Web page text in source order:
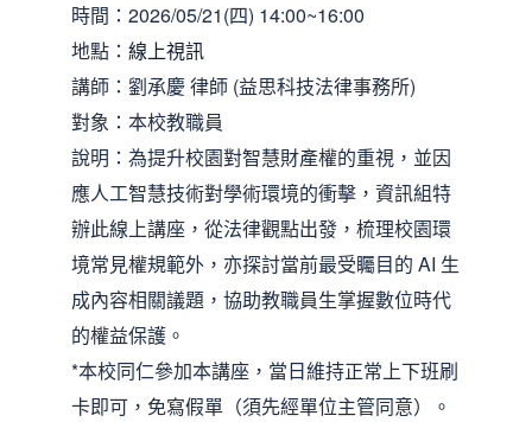
時間：2026/05/21(四) 14:00~16:00
地點： 線上視訊
講師：劉承慶 律師 (益思科技法律事務所)
對象：本校教職員
說明：為提升校園對智慧財產權的重視，並因
應人工智慧技術對學術環境的衝擊，資訊組特
辦此線上講座，從法律觀點出發，梳理校園環
境常見權規範外，亦探討當前最受矚目的 AI 生
成內容相關議題，協助教職員生掌握數位時代
的權益保護。
*本校同仁參加本講座，當日維持正常上下班刷
卡即可，免寫假單（須先經單位主管同意）。